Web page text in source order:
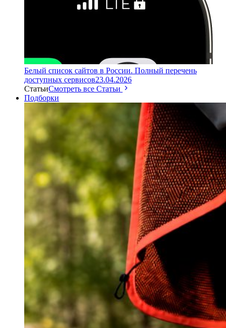
Белый список сайтов в России. Полный перечень
доступных сервисов23.04.2026
СтатьиСмотреть все Статьи
Подборки